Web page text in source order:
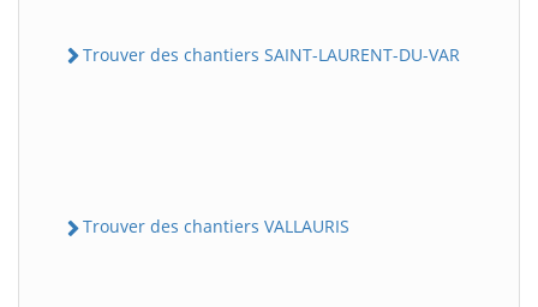
Trouver des chantiers SAINT-LAURENT-DU-VAR
Trouver des chantiers VALLAURIS